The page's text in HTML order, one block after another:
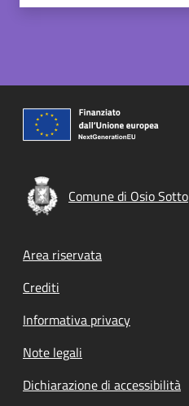
Comune di Osio Sotto
Footer menu
Area riservata
Crediti
Informativa privacy
Note legali
Dichiarazione di accessibilità